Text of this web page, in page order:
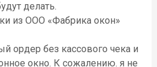
делать.
из ООО «Фабрика окон»
ордер без кассового чека и
окно. К сожалению. я не